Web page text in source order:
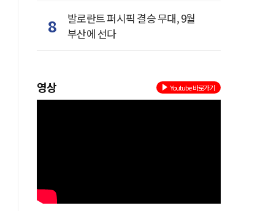
8
발로란트 퍼시픽 결승 무대, 9월
부산에 선다
영상 Youtube 바로가기